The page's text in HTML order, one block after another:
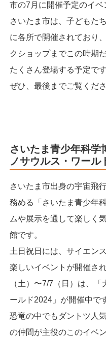
市の7月に開催予定のイベ
さいたま市は、子どもた
に各所で開催されており
クショップまでこの時期
たくさん登場する予定です
ぜひ、最後までご覧くださ
さいたま青少年科学
ノサウルス・ワール
さいたま市出身の宇宙飛
務める「さいたま青少年
ムや展示を通して楽しく
館です。
土日祝日には、サイエン
楽しいイベントが開催さ
（土）〜7/7（日）は、
ールド2024」が開催中で
恐竜の中でもダントツ人
の仲間が主役のこのイベ